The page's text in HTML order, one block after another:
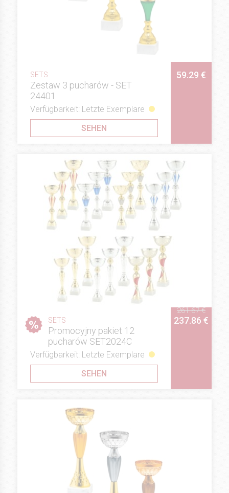
SETS
Zestaw 3 pucharów - SET
24401
59.29 €
Verfügbarkeit: Letzte Exemplare
SEHEN
SETS
Promocyjny pakiet 12
pucharów SET2024C
261.67 €
237.86 €
Verfügbarkeit: Letzte Exemplare
SEHEN